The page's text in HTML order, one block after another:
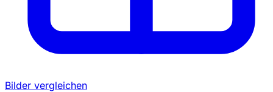
Bilder vergleichen